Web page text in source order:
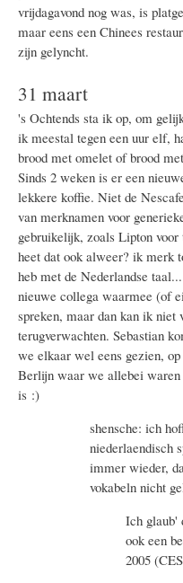
vrijdagavond nog was, is
maar eens een Chinees
zijn gelyncht.
31 maart
's Ochtends sta ik op, om
ik meestal tegen een uur elf,
brood met omelet of brood
Sinds 2 weken is er een
lekkere koffie. Niet de
van merknamen voor
gebruikelijk, zoals Lipton voor
heet dat ook alweer? ik merk
heb met de Nederlandse
nieuwe collega waarmee (of
spreken, maar dan kan ik niet
terugverwachten. Sebastian
we elkaar wel eens gezien,
Berlijn waar we allebei
is :)
shensche: ich
niederlaendisch
immer wieder,
vokabeln nicht
Ich glaub'
ook een
2005